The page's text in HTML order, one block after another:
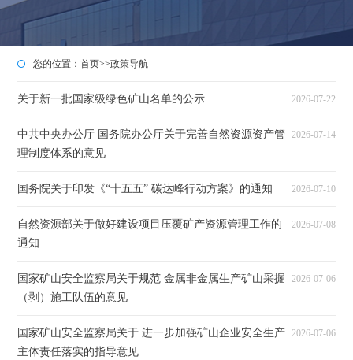
您的位置：首页>>政策导航
关于新一批国家级绿色矿山名单的公示 2026-07-22
中共中央办公厅 国务院办公厅关于完善自然资源资产管
理制度体系的意见
2026-07-14
国务院关于印发《“十五五” 碳达峰行动方案》的通知 2026-07-10
自然资源部关于做好建设项目压覆矿产资源管理工作的
通知
2026-07-08
国家矿山安全监察局关于规范 金属非金属生产矿山采掘
（剥）施工队伍的意见
2026-07-06
国家矿山安全监察局关于 进一步加强矿山企业安全生产
主体责任落实的指导意见
2026-07-06